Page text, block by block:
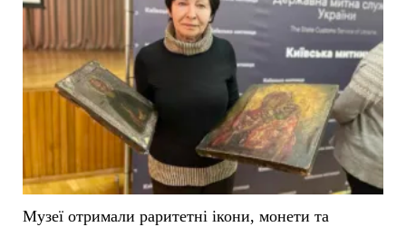
Музеї отримали раритетні ікони, монети та